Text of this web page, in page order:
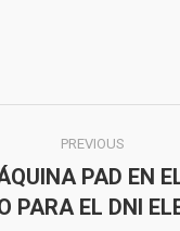
PREVIOUS
Previous
post:
PAD EN
PARA EL DNI